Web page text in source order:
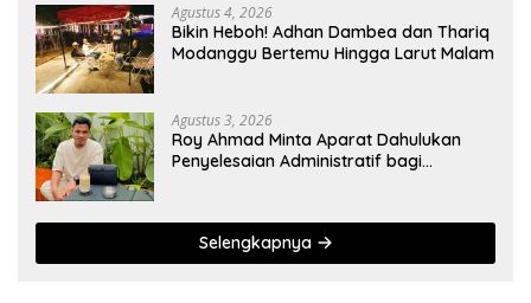
Agustus 4, 2026
Bikin Heboh! Adhan Dambea dan Thariq
Modanggu Bertemu Hingga Larut Malam
Agustus 3, 2026
Roy Ahmad Minta Aparat Dahulukan
Penyelesaian Administratif bagi
Selengkapnya